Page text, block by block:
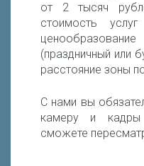
от 2 тысяч
стоимость
(праздничный или
расстояние зоны
С нами вы
камеру и кадры
сможете